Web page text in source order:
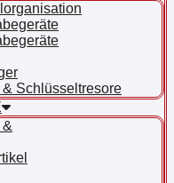
Schlüsseltresore